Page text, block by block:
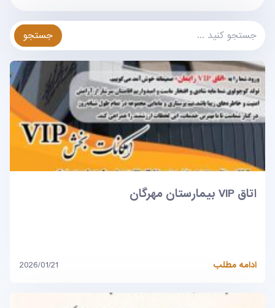
جستجو
اتاق VIP بیمارستان مهرگان
ادامه مطلب 2026/01/21